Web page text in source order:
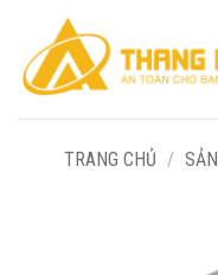
dung
TRANG CHỦ /